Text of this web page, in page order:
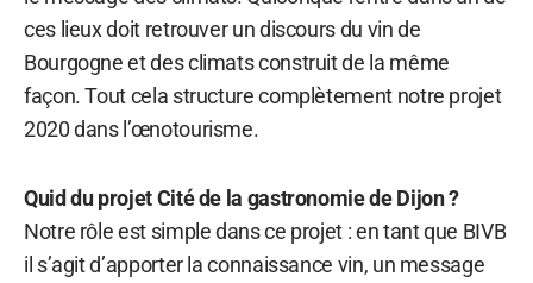
ces lieux doit retrouver un discours du vin de
Bourgogne et des climats construit de la même
façon. Tout cela structure complètement notre projet
2020 dans l’œnotourisme.
Quid du projet Cité de la gastronomie de Dijon ?
Notre rôle est simple dans ce projet : en tant que BIVB
il s’agit d’apporter la connaissance vin, un message